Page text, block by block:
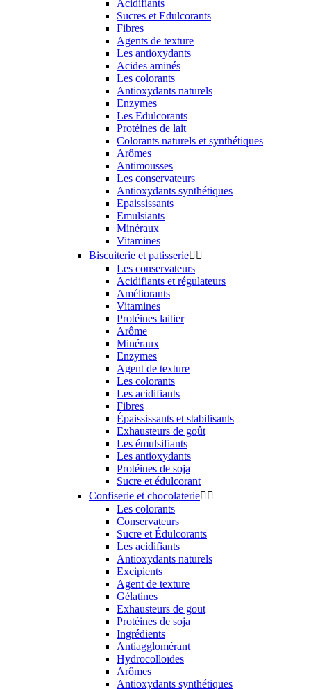
Acidifiants
Sucres et Edulcorants
Fibres
Agents de texture
Les antioxydants
Acides aminés
Les colorants
Antioxydants naturels
Enzymes
Les Edulcorants
Protéines de lait
Colorants naturels et synthétiques
Arômes
Antimousses
Les conservateurs
Antioxydants synthétiques
Epaississants
Emulsiants
Minéraux
Vitamines
Biscuiterie et patisserie 
Les conservateurs
Acidifiants et régulateurs
Améliorants
Vitamines
Protéines laitier
Arôme
Minéraux
Enzymes
Agent de texture
Les colorants
Les acidifiants
Fibres
Épaississants et stabilisants
Exhausteurs de goût
Les émulsifiants
Les antioxydants
Protéines de soja
Sucre et édulcorant
Confiserie et chocolaterie 
Les colorants
Conservateurs
Sucre et Édulcorants
Les acidifiants
Antioxydants naturels
Excipients
Agent de texture
Gélatines
Exhausteurs de gout
Protéines de soja
Ingrédients
Antiagglomérant
Hydrocolloïdes
Arômes
Antioxydants synthétiques